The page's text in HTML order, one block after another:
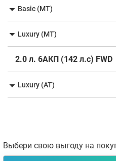
Basic (MT)
Luxury (MT)
2.0 л. 6АКП (142 л.с) FWD
Luxury (AT)
Выбери свою выгоду на